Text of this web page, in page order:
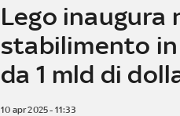
Lego inaugura
stabilimento
da 1 mld di
10 apr 2025 - 11:33